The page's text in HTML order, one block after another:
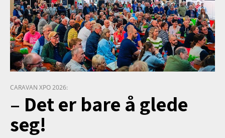
CARAVAN XPO 2026:
– Det er bare å glede
seg!